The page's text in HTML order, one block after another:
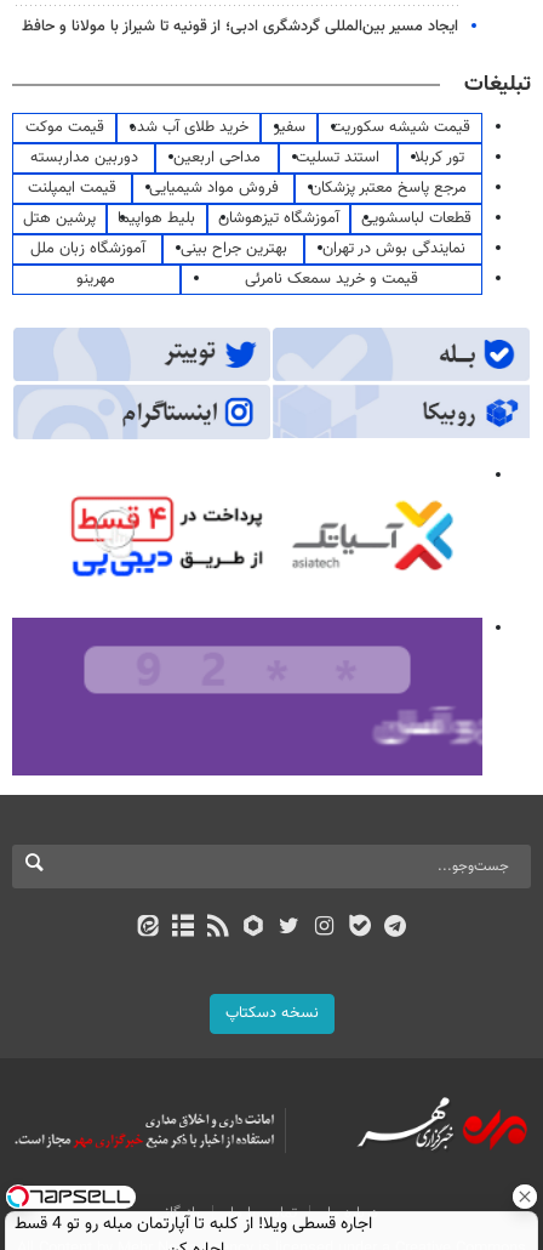
ایجاد مسیر بین‌المللی گردشگری ادبی؛ از قونیه تا شیراز با مولانا و حافظ
تبلیغات
قیمت شیشه سکوریت سفیر خرید طلای آب شده
قیمت موکت
تور کربلا
استند تسلیت مداحی اربعین
دوربین مداربسته
مرجع پاسخ معتبر پزشکان
فروش مواد شیمیایی
قیمت ایمپلنت
قطعات لباسشویی
آموزشگاه تیزهوشان بلیط هواپیما
پرشین هتل
نمایندگی بوش در تهران
بهترین جراح بینی
آموزشگاه زبان ملل
قیمت و خرید سمعک نامرئی
مهرینو
نسخه دسکتاپ
درباره ما تماس با ما
بازرگانی
اجاره‌ قسطی ویلا! از کلبه تا آپارتمان مبله رو تو 4 قسط